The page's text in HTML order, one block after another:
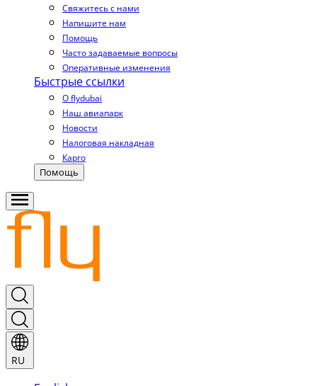
Свяжитесь с нами
Напишите нам
Помощь
Часто задаваемые вопросы
Оперативные изменения
Быстрые ссылки
О flydubai
Наш авиапарк
Новости
Налоговая накладная
Карго
Помощь
RU